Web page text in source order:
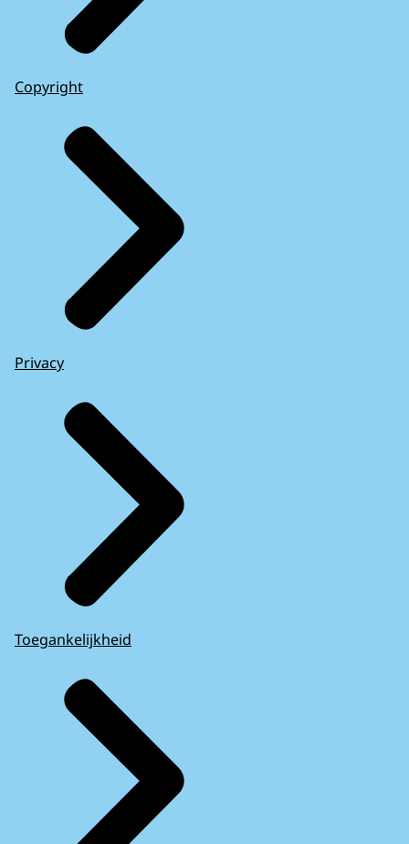
Copyright
Privacy
Toegankelijkheid